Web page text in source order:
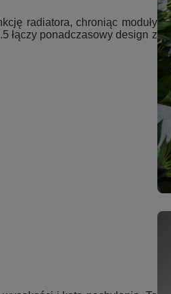
radiatora, chroniąc moduły
łączy ponadczasowy design z